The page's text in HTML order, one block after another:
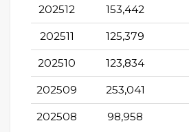
202512 153,442
202511 125,379
202510 123,834
202509 253,041
202508 98,958